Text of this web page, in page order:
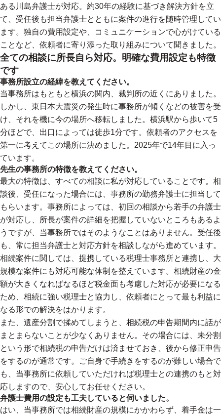
ある川島弁護士が対応。約30年の経験に基づき解決方針を立
て、受任後も担当弁護士とともに案件の進行を随時管理してい
ます。独自の費用設定や、コミュニケーションで心がけている
ことなど、依頼者に寄り添った取り組みについて聞きました。
全ての相談に所長自ら対応。明確な費用設定も特徴
です
事務所設立の経緯を教えてください。
当事務所はもともと横浜の関内、裁判所の近くにありました。
しかし、東日本大震災の発生時に事務所が傾くなどの被害を受
け、それを機に今の場所へ移転しました。横浜駅から歩いて5
分ほどで、出口によっては徒歩1分です。依頼者のアクセスを
第一に考えてこの場所に決めました。2025年で14年目に入っ
ています。
先生の事務所の特徴を教えてください。
最大の特徴は、すべての相談に私が対応していることです。相
談後、受任になった場合には、事務所の勤務弁護士に担当して
もらいます。事務所によっては、初回の相談から若手の弁護士
が対応し、所長が案件の詳細を把握していないところもあるよ
うですが、当事務所ではそのようなことはありません。受任後
も、常に担当弁護士と対応方針を相談しながら進めています。
相続案件に関しては、提携している税理士事務所と連携し、大
規模な案件にも対応可能な体制を整えています。相続財産の金
額が大きくなればなるほど税金面も考慮した対応が必要になる
ため、相続に強い税理士と協力し、依頼者にとって最も利益に
なる形での解決をはかります。
また、遺産分割で揉めてしまうと、相続税の申告期間内に話が
まとまらないことが少なくありません。その場合には、未分割
という形で相続税の申告だけは済ませておき、後から修正申告
をするのが通常です。ご自身で手続きをするのが難しい場合で
も、当事務所に依頼していただければ税理士との連携のもと対
応しますので、安心してお任せください。
弁護士費用の設定も工夫していると伺いました。
はい、当事務所では相続財産の規模にかかわらず、着手金は一